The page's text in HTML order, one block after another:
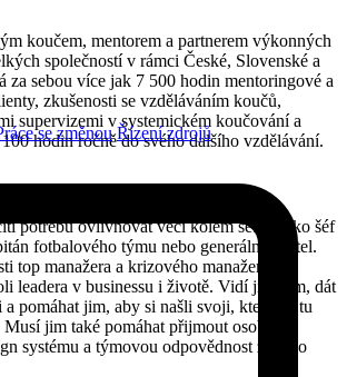
koučem, mentorem a partnerem výkonných
společností v rámci České, Slovenské a
za sebou více jak 7 500 hodin mentoringové a
zkušenosti se vzděláváním koučů,
supervizemi v systemickém koučování a
hodin ročně do svého dalšího vzdělávání.
potřebu ovlivňovat věci kolem sebe. Jako šéf
fotbalového týmu nebo generální ředitel.
top manažera a krizového manažera mu
leadera v businessu i životě. Vidí ji v tom, dát
pomáhat jim, aby si našli svoji, která na tu
jim také pomáhat přijmout osobní
systému a týmovou odpovědnost za jeho
se změnou Řízení zdrojů